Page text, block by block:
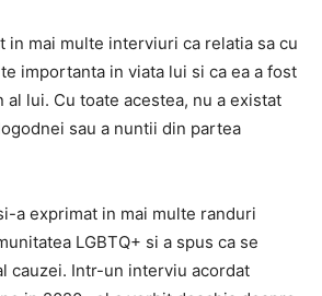
in mai multe interviuri ca relatia sa cu
importanta in viata lui si ca ea a fost
al lui. Cu toate acestea, nu a existat
sau a nuntii din partea
a exprimat in mai multe randuri
LGBTQ+ si a spus ca se
cauzei. Intr-un interviu acordat